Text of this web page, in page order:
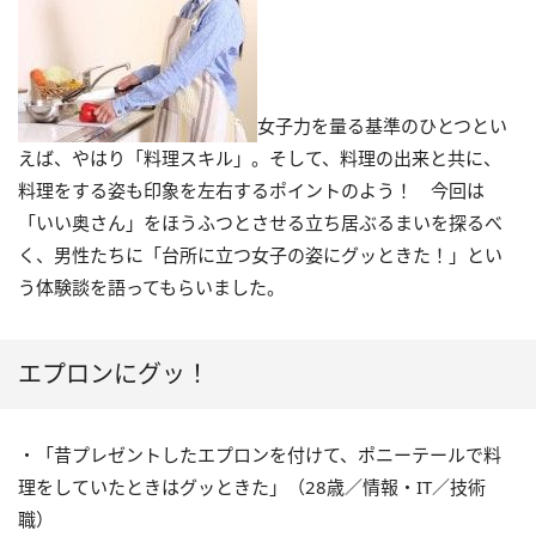
女子力を量る基準のひとつとい
えば、やはり「料理スキル」。そして、料理の出来と共に、
料理をする姿も印象を左右するポイントのよう！ 今回は
「いい奥さん」をほうふつとさせる立ち居ぶるまいを探るべ
く、男性たちに「台所に立つ女子の姿にグッときた！」とい
う体験談を語ってもらいました。
エプロンにグッ！
・「昔プレゼントしたエプロンを付けて、ポニーテールで料
理をしていたときはグッときた」（28歳／情報・IT／技術
職）